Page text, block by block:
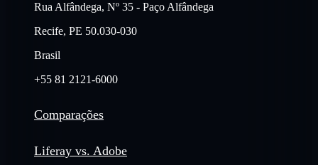
Rua Alfândega, Nº 35 - Paço Alfândega
Recife, PE 50.030-030
Brasil
+55 81 2121-6000
Comparações
Liferay vs. Adobe